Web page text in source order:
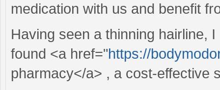
medication with us and benefit
Having seen a thinning hairline,
found <a href="https://
pharmacy</a> , a cost-effective